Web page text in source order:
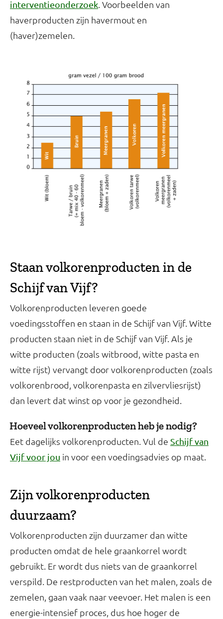
interventieonderzoek. Voorbeelden van
haverproducten zijn havermout en
(haver)zemelen.
Staan volkorenproducten in de
Schijf van Vijf?
Volkorenproducten leveren goede
voedingsstoffen en staan in de Schijf van Vijf. Witte
producten staan niet in de Schijf van Vijf. Als je
witte producten (zoals witbrood, witte pasta en
witte rijst) vervangt door volkorenproducten (zoals
volkorenbrood, volkorenpasta en zilvervliesrijst)
dan levert dat winst op voor je gezondheid.
Hoeveel volkorenproducten heb je nodig?
Eet dagelijks volkorenproducten. Vul de Schijf van
Vijf voor jou in voor een voedingsadvies op maat.
Zijn volkorenproducten
duurzaam?
Volkorenproducten zijn duurzamer dan witte
producten omdat de hele graankorrel wordt
gebruikt. Er wordt dus niets van de graankorrel
verspild. De restproducten van het malen, zoals de
zemelen, gaan vaak naar veevoer. Het malen is een
energie-intensief proces, dus hoe hoger de